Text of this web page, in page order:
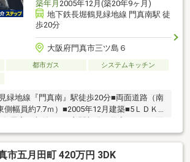
築年月 2005年12月(築20年9ヶ月)
地下鉄長堀鶴見緑地線 門真南駅 徒
歩20分
大阪府門真市三ツ島６
都市ガス
システムキッチン
緑地線『門真南』駅徒歩20分■両面道路（南
側幅員約7.7ｍ）■2005年12月建築■5ＬＤＫ■
各居室に収納あり■玄関部分に物入あり■二面
■LDK約16.3帖ご質問・ご内覧希望はお気軽
い。■フリーコール：0120-255-076
市五月田町 420万円 3DK